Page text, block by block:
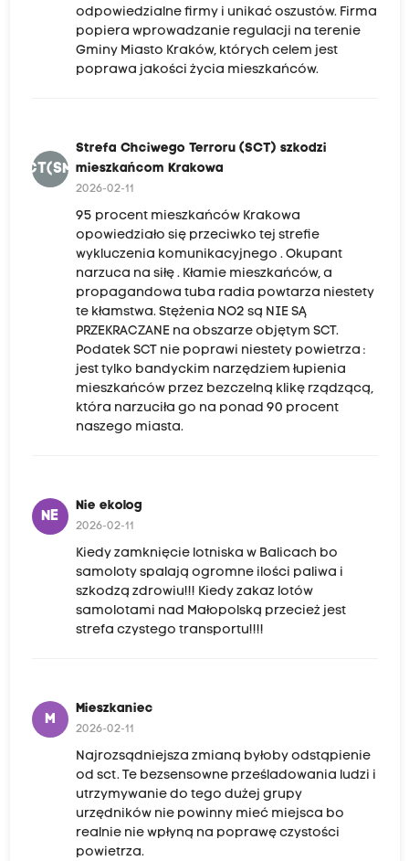
odpowiedzialne firmy i unikać oszustów. Firma
popiera wprowadzanie regulacji na terenie
Gminy Miasto Kraków, których celem jest
poprawa jakości życia mieszkańców.
SCT(SMK
Strefa Chciwego Terroru (SCT) szkodzi
mieszkańcom Krakowa
2026-02-11
95 procent mieszkańców Krakowa
opowiedziało się przeciwko tej strefie
wykluczenia komunikacyjnego . Okupant
narzuca na siłę . Kłamie mieszkańców, a
propagandowa tuba radia powtarza niestety
te kłamstwa. Stężenia NO2 są NIE SĄ
PRZEKRACZANE na obszarze objętym SCT.
Podatek SCT nie poprawi niestety powietrza :
jest tylko bandyckim narzędziem łupienia
mieszkańców przez bezczelną klikę rządzącą,
która narzuciła go na ponad 90 procent
naszego miasta.
NE
Nie ekolog
2026-02-11
Kiedy zamknięcie lotniska w Balicach bo
samoloty spalają ogromne ilości paliwa i
szkodzą zdrowiu!!! Kiedy zakaz lotów
samolotami nad Małopolską przecież jest
strefa czystego transportu!!!!
M
Mieszkaniec
2026-02-11
Najrozsądniejsza zmianą byłoby odstąpienie
od sct. Te bezsensowne prześladowania ludzi i
utrzymywanie do tego dużej grupy
urzędników nie powinny mieć miejsca bo
realnie nie wpłyną na poprawę czystości
powietrza.